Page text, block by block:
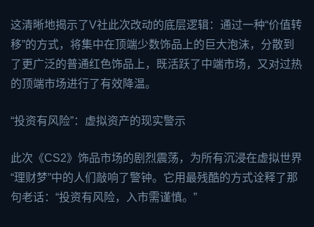
这清晰地揭示了V社此次改动的底层逻辑：通过一种“价值转
移”的方式，将集中在顶端少数饰品上的巨大泡沫，分散到
了更广泛的普通红色饰品上，既活跃了中端市场，又对过热
的顶端市场进行了有效降温。
“投资有风险”：虚拟资产的现实警示
此次《CS2》饰品市场的剧烈震荡，为所有沉浸在虚拟世界
“理财梦”中的人们敲响了警钟。它用最残酷的方式诠释了那
句老话：“投资有风险，入市需谨慎。”